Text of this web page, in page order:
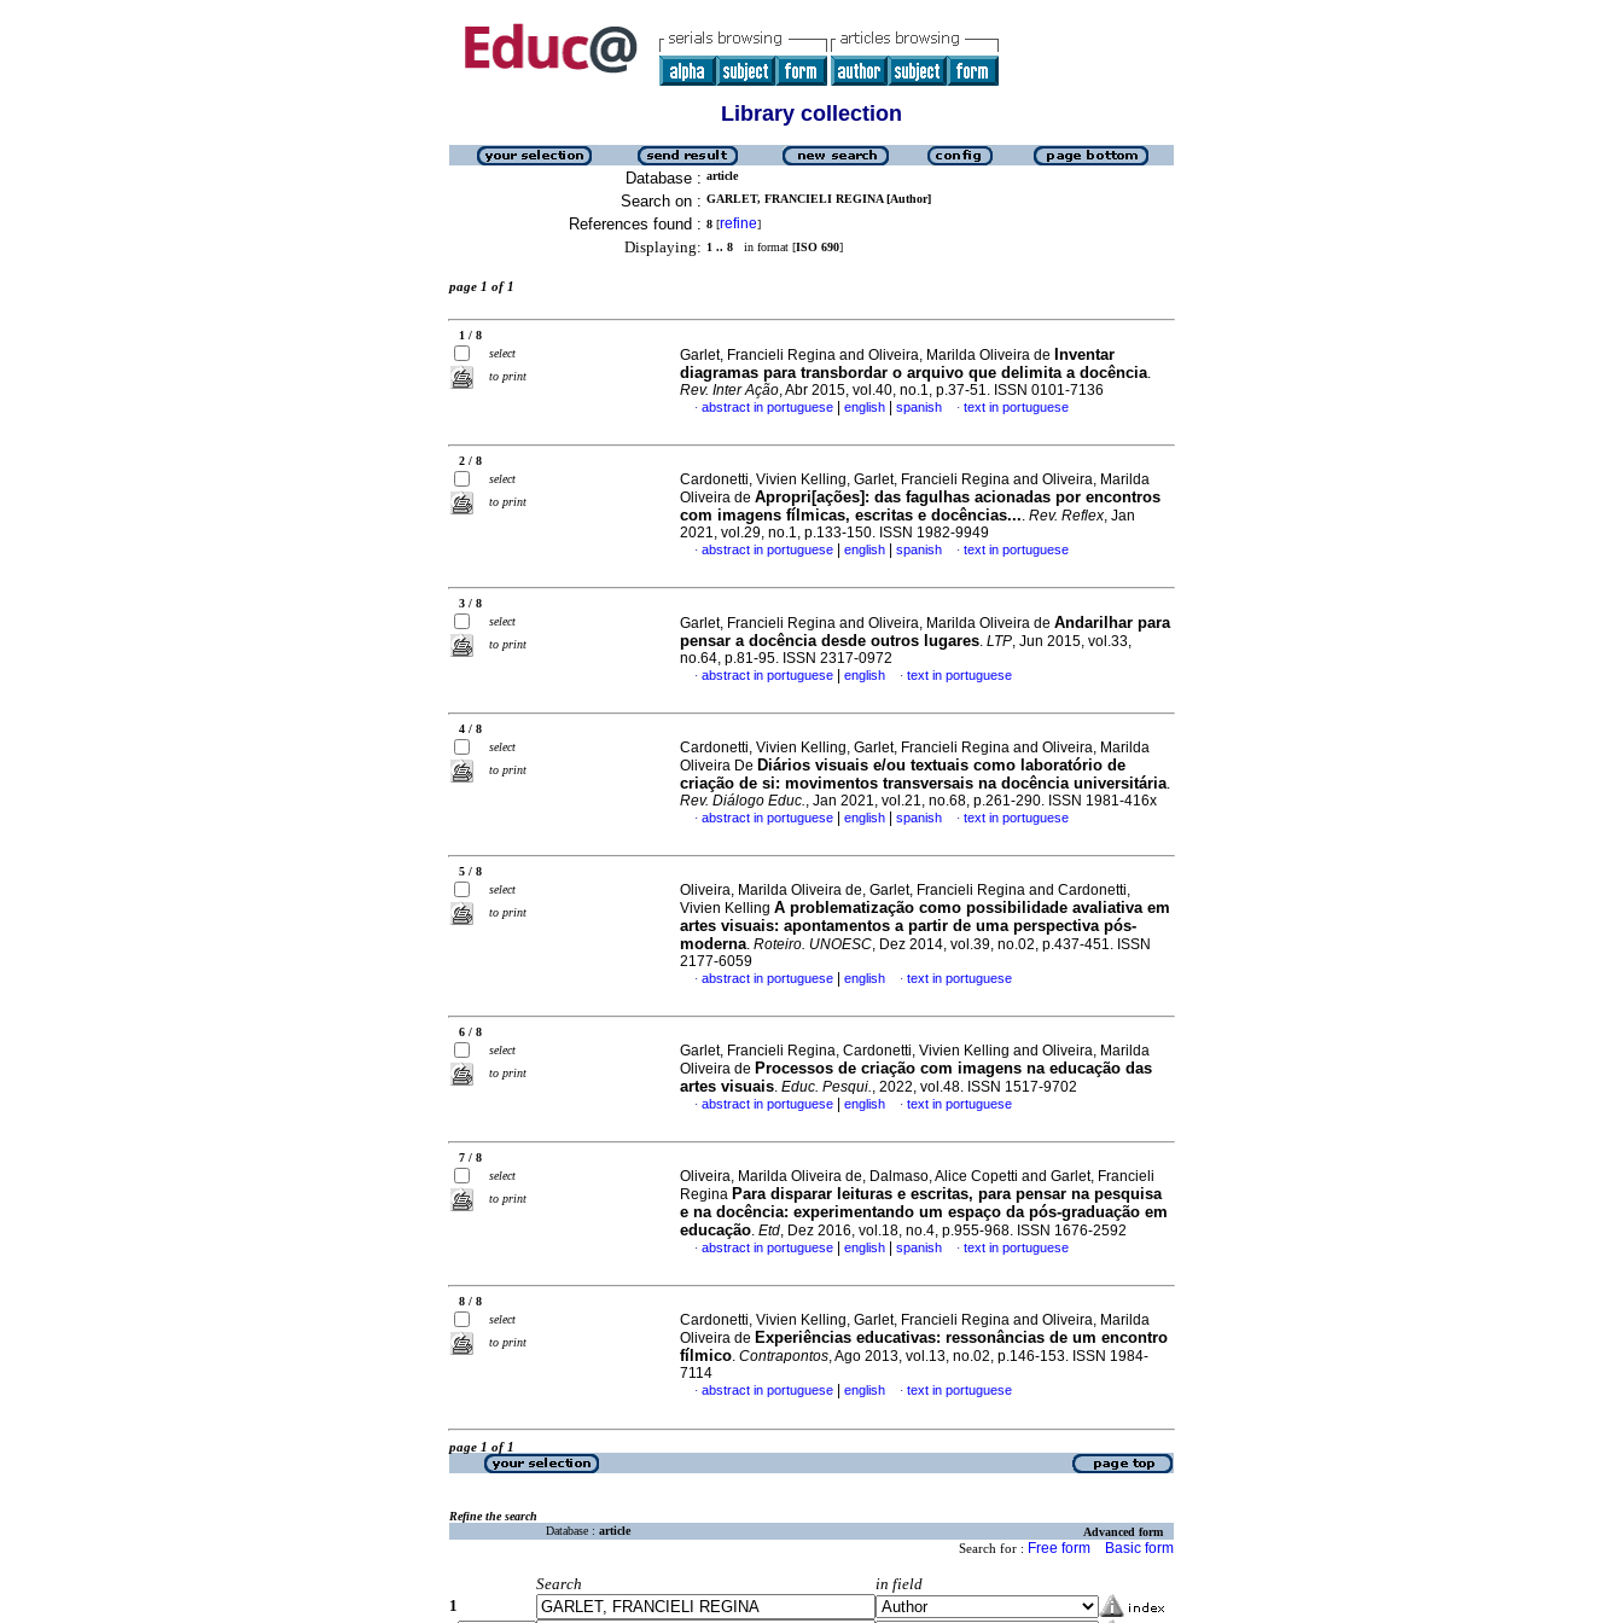
Library collection
Database : article
Search on : GARLET, FRANCIELI REGINA [Author]
References found : 8 [refine]
Displaying: 1 .. 8 in format [ISO 690]
page 1 of 1
1 / 8
select
to print
Garlet, Francieli Regina and Oliveira, Marilda Oliveira de Inventar
diagramas para transbordar o arquivo que delimita a docência.
Rev. Inter Ação, Abr 2015, vol.40, no.1, p.37-51. ISSN 0101-7136
· abstract in portuguese english spanish · text in portuguese
2 / 8
select
to print
Cardonetti, Vivien Kelling, Garlet, Francieli Regina and Oliveira, Marilda
Oliveira de Apropri[ações]: das fagulhas acionadas por encontros
com imagens fílmicas, escritas e docências.... Rev. Reflex, Jan
2021, vol.29, no.1, p.133-150. ISSN 1982-9949
· abstract in portuguese english spanish · text in portuguese
3 / 8
select
to print
Garlet, Francieli Regina and Oliveira, Marilda Oliveira de Andarilhar para
pensar a docência desde outros lugares. LTP, Jun 2015, vol.33,
no.64, p.81-95. ISSN 2317-0972
· abstract in portuguese english · text in portuguese
4 / 8
select
to print
Cardonetti, Vivien Kelling, Garlet, Francieli Regina and Oliveira, Marilda
Oliveira De Diários visuais e/ou textuais como laboratório de
criação de si: movimentos transversais na docência universitária.
Rev. Diálogo Educ., Jan 2021, vol.21, no.68, p.261-290. ISSN 1981-416x
· abstract in portuguese english spanish · text in portuguese
5 / 8
select
to print
Oliveira, Marilda Oliveira de, Garlet, Francieli Regina and Cardonetti,
Vivien Kelling A problematização como possibilidade avaliativa em
artes visuais: apontamentos a partir de uma perspectiva pós-
moderna. Roteiro. UNOESC, Dez 2014, vol.39, no.02, p.437-451. ISSN
2177-6059
· abstract in portuguese english · text in portuguese
6 / 8
select
to print
Garlet, Francieli Regina, Cardonetti, Vivien Kelling and Oliveira, Marilda
Oliveira de Processos de criação com imagens na educação das
artes visuais. Educ. Pesqui., 2022, vol.48. ISSN 1517-9702
· abstract in portuguese english · text in portuguese
7 / 8
select
to print
Oliveira, Marilda Oliveira de, Dalmaso, Alice Copetti and Garlet, Francieli
Regina Para disparar leituras e escritas, para pensar na pesquisa
e na docência: experimentando um espaço da pós-graduação em
educação. Etd, Dez 2016, vol.18, no.4, p.955-968. ISSN 1676-2592
· abstract in portuguese english spanish · text in portuguese
8 / 8
select
to print
Cardonetti, Vivien Kelling, Garlet, Francieli Regina and Oliveira, Marilda
Oliveira de Experiências educativas: ressonâncias de um encontro
fílmico. Contrapontos, Ago 2013, vol.13, no.02, p.146-153. ISSN 1984-
7114
· abstract in portuguese english · text in portuguese
page 1 of 1
Refine the search
Database : article Advanced form
Search for : Free form Basic form
Search
in field
1